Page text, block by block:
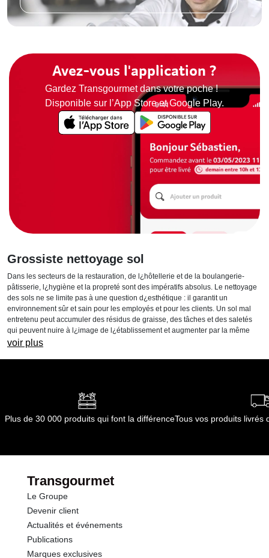
Avez-vous l'application ?
Gardez Transgourmet dans votre poche !
Disponible sur l’App Store et Google Play.
Grossiste nettoyage sol
Dans les secteurs de la restauration, de l¿hôtellerie et de la boulangerie-
pâtisserie, l¿hygiène et la propreté sont des impératifs absolus. Le nettoyage
des sols ne se limite pas à une question d¿esthétique : il garantit un
environnement sûr et sain pour les employés et pour les clients. Un sol mal
entretenu peut accumuler des résidus de graisse, des tâches et des saletés
qui peuvent nuire à l¿image de l¿établissement et augmenter par la même
occasion les risques de glissades et de chutes.
De plus, les surfaces non nettoyées de manière adéquate peuvent se
En tant que grossiste de produits d¿entretien pour le nettoyage de vos sols,
Transgourmet vous propose une gamme sélectionnée avec soin et adaptée à
une utilisation professionnelle.
Un entretien rigoureux des sols est essentiel pour garantir un environnement
propre, sécurisé et accueillant, en particulier dans les établissements dans
lesquels l¿activité est soutenue. La graisse, les résidus alimentaires et les
bactéries s¿accumulent rapidement, rendant le nettoyage indispensable pour
maintenir des conditions d¿hygiène optimales.
Dans une boulangerie-pâtisserie, la farine, le beurre et le sucre peuvent créer
un film collant sur le sol, augmentant ainsi les risques de glissades.
voir plus
Plus de 30 000 produits qui font la différenceTous vos produits livrés
Transgourmet
Le Groupe
Devenir client
Actualités et événements
Publications
Marques exclusives